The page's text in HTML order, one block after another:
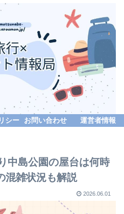
シー お問い合わせ 運営者情報
中島公園の屋台は何時
混雑状況も解説
2026.06.01